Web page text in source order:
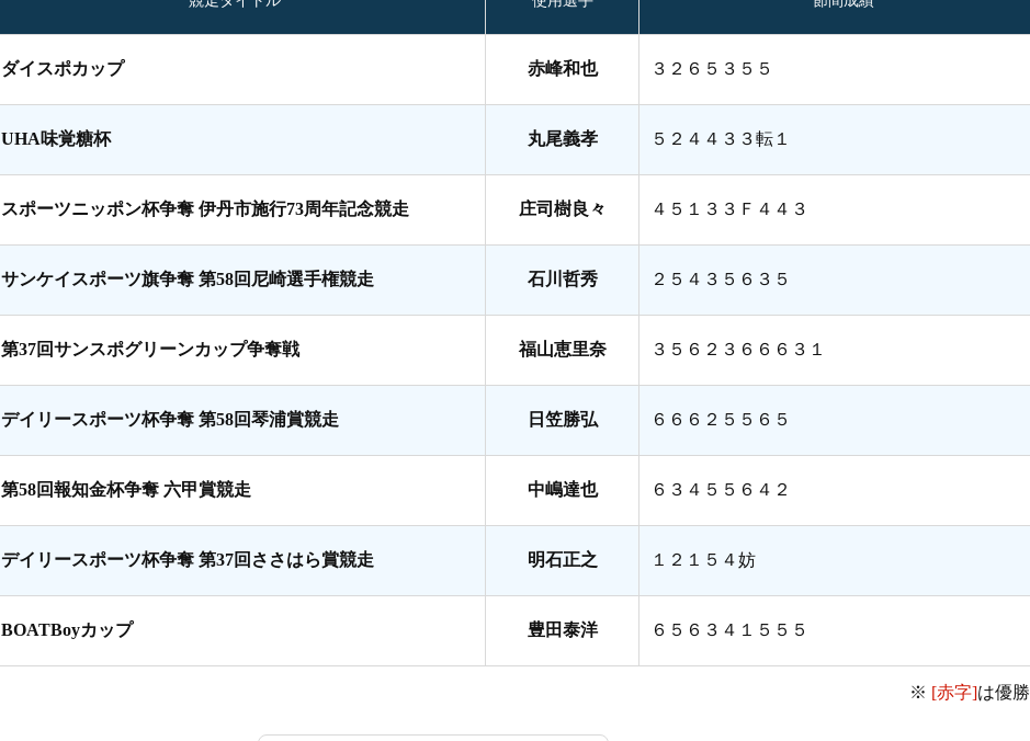
ダイスポカップ 赤峰和也 ３２６５３５５
UHA味覚糖杯 丸尾義孝 ５２４４３３転１
スポーツニッポン杯争奪 伊丹市施行73周年記念競走 庄司樹良々 ４５１３３Ｆ４４３
サンケイスポーツ旗争奪 第58回尼崎選手権競走 石川哲秀 ２５４３５６３５
第37回サンスポグリーンカップ争奪戦 福山恵里奈 ３５６２３６６６３１
デイリースポーツ杯争奪 第58回琴浦賞競走 日笠勝弘 ６６６２５５６５
第58回報知金杯争奪 六甲賞競走 中嶋達也 ６３４５５６４２
デイリースポーツ杯争奪 第37回ささはら賞競走 明石正之 １２１５４妨
BOATBoyカップ 豊田泰洋 ６５６３４１５５５
※ [赤字]は優